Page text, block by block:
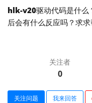
hlk-v20驱动代码是什么
后会有什么反应吗？求
关注者
0
关注问题 我来回答